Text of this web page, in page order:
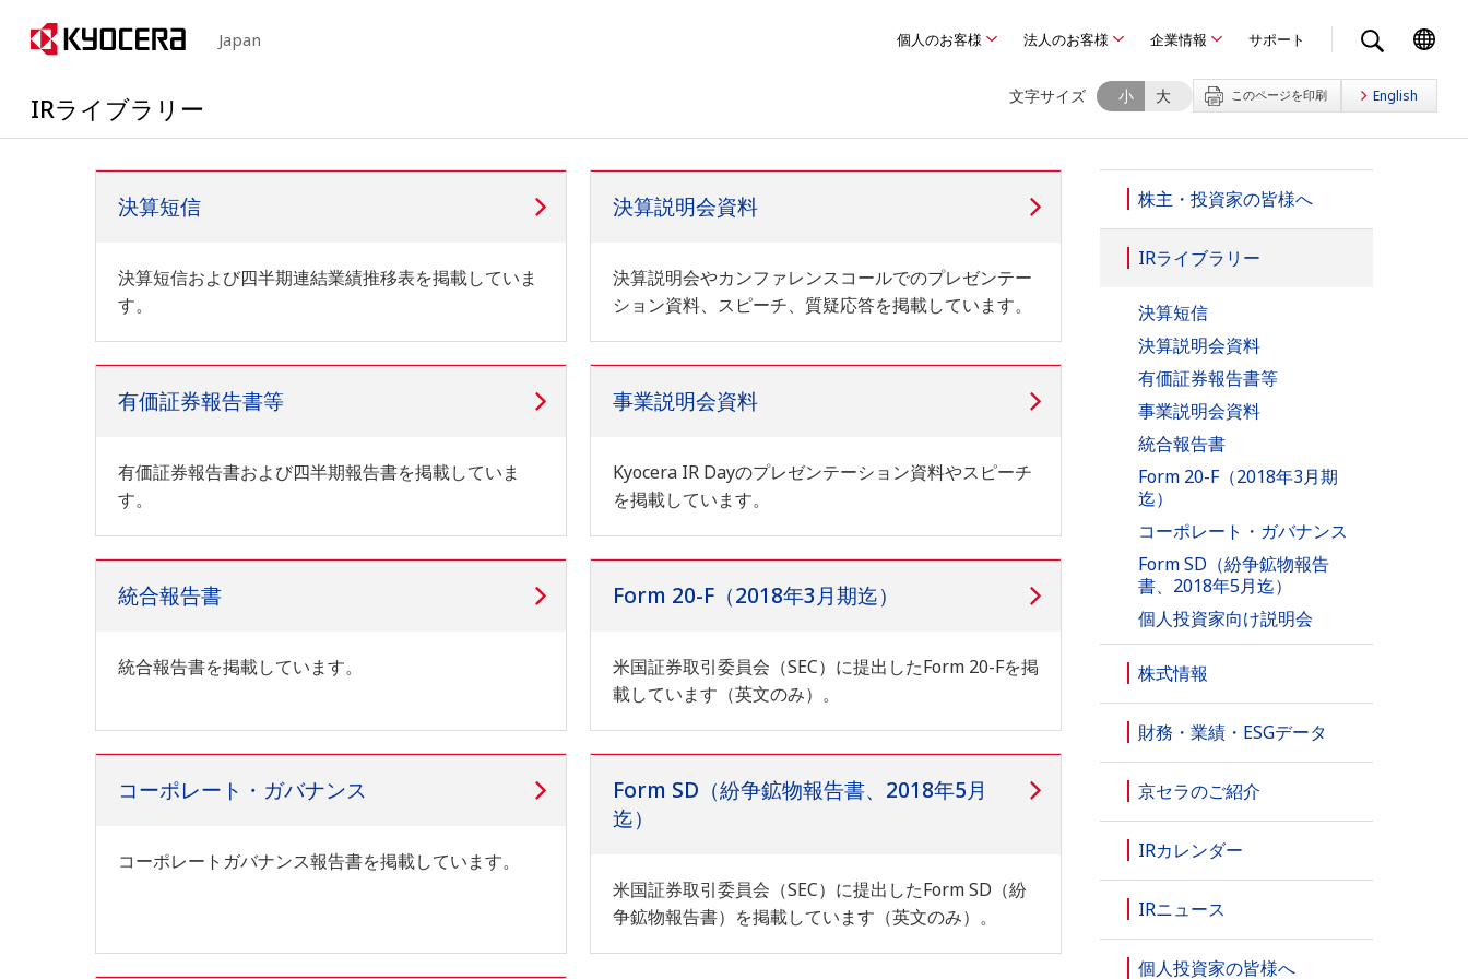
Japan 個人のお客様 法人のお客様 企業情報 サポート
IRライブラリー 文字サイズ 小 大 このページを印刷 English
決算短信
決算短信および四半期連結業績推移表を掲載していま
す。
決算説明会資料
決算説明会やカンファレンスコールでのプレゼンテー
ション資料、スピーチ、質疑応答を掲載しています。
有価証券報告書等
有価証券報告書および四半期報告書を掲載していま
す。
事業説明会資料
Kyocera IR Dayのプレゼンテーション資料やスピーチ
を掲載しています。
統合報告書
統合報告書を掲載しています。
Form 20-F（2018年3月期迄）
米国証券取引委員会（SEC）に提出したForm 20-Fを掲
載しています（英文のみ）。
コーポレート・ガバナンス
コーポレートガバナンス報告書を掲載しています。
Form SD（紛争鉱物報告書、2018年5月
迄）
米国証券取引委員会（SEC）に提出したForm SD（紛
争鉱物報告書）を掲載しています（英文のみ）。
株主・投資家の皆様へ
IRライブラリー
決算短信
決算説明会資料
有価証券報告書等
事業説明会資料
統合報告書
Form 20-F（2018年3月期
迄）
コーポレート・ガバナンス
Form SD（紛争鉱物報告
書、2018年5月迄）
個人投資家向け説明会
株式情報
財務・業績・ESGデータ
京セラのご紹介
IRカレンダー
IRニュース
個人投資家の皆様へ